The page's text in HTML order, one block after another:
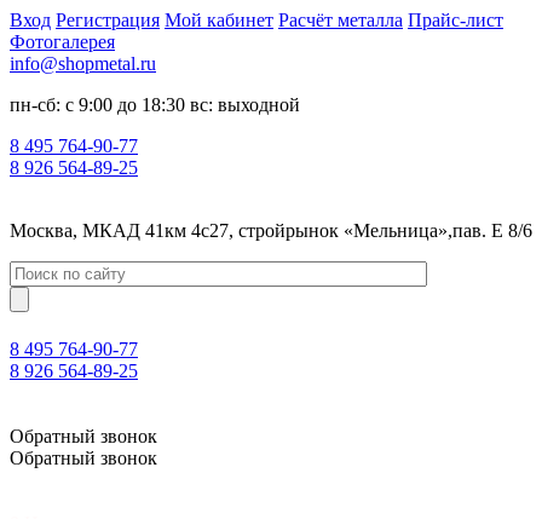
Вход Регистрация Мой кабинет Расчёт металла Прайс-лист
Фотогалерея
info@shopmetal.ru
пн-сб: с 9:00 до 18:30 вс: выходной
8 495 764-90-77
8 926 564-89-25
Москва, МКАД 41км 4с27, стройрынок «Мельница»,пав. Е 8/6
8 495 764-90-77
8 926 564-89-25
Обратный звонок
Обратный звонок